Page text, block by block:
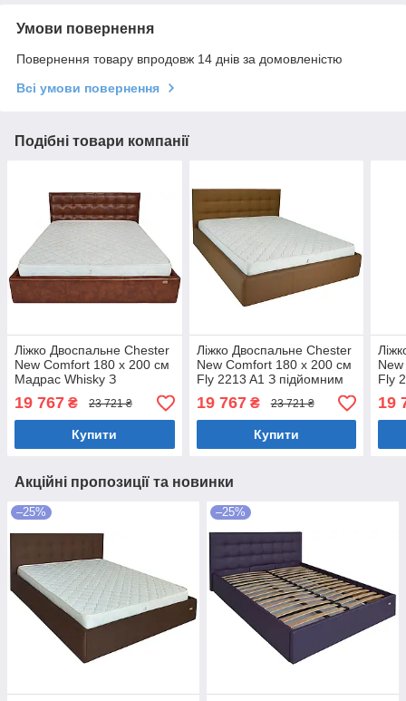
Умови повернення
Повернення товару впродовж 14 днів за домовленістю
Всі умови повернення
Подібні товари компанії
Ліжко Двоспальне Chester
New Comfort 180 х 200 см
Мадрас Whisky З
підйомним механізмом та
нішою для білизни
Коричневий
19 767 ₴ 23 721 ₴
Купити
Ліжко Двоспальне Chester
New Comfort 180 х 200 см
Fly 2213 A1 З підйомним
механізмом та нішою для
білизни Світло-коричневий
19 767₴ 23 721 ₴
Купити
Fly
19
Акційні пропозиції та новинки
–25% –25%